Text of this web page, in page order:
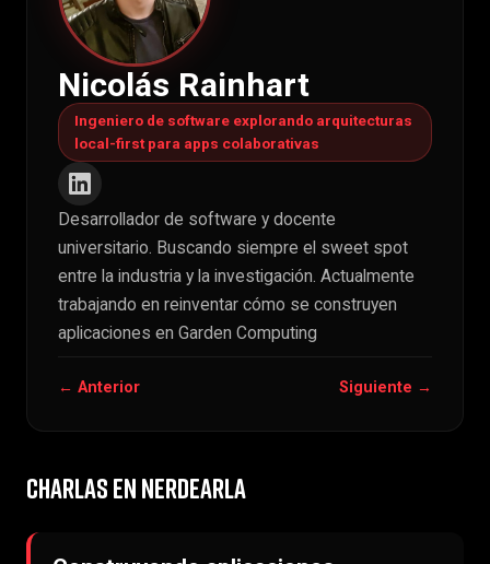
Nicolás Rainhart
Ingeniero de software explorando arquitecturas
local-first para apps colaborativas
Desarrollador de software y docente
universitario. Buscando siempre el sweet spot
entre la industria y la investigación. Actualmente
trabajando en reinventar cómo se construyen
aplicaciones en Garden Computing
← Anterior Siguiente →
CHARLAS EN NERDEARLA